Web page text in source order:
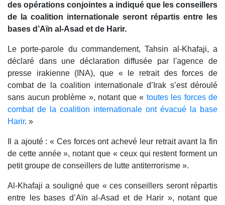
des opérations conjointes a indiqué que les conseillers
de la coalition internationale seront répartis entre les
bases d’Aïn al-Asad et de Harir.
Le porte-parole du commandement, Tahsin al-Khafaji, a
déclaré dans une déclaration diffusée par l'agence de
presse irakienne (INA), que « le retrait des forces de
combat de la coalition internationale d’Irak s’est déroulé
sans aucun problème », notant que « toutes les forces de
combat de la coalition internationale ont évacué la base
Harir. »
Il a ajouté : « Ces forces ont achevé leur retrait avant la fin
de cette année », notant que « ceux qui restent forment un
petit groupe de conseillers de lutte antiterrorisme ».
Al-Khafaji a souligné que « ces conseillers seront répartis
entre les bases d’Aïn al-Asad et de Harir », notant que